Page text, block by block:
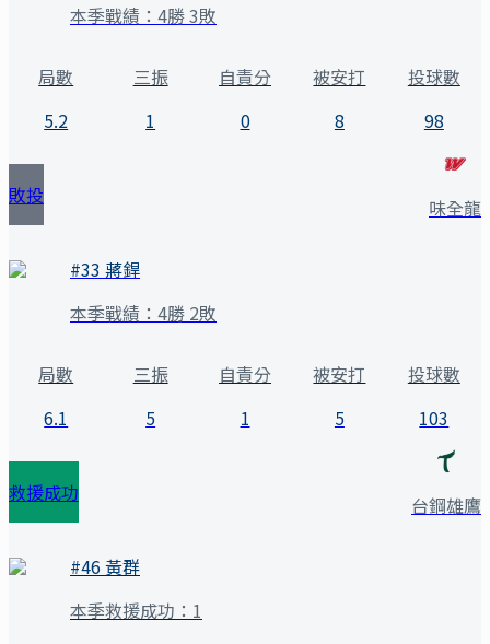
本季戰績： 4勝 3敗
局數
5.2
三振
1
自責分
0
被安打
8
投球數
98
敗投 味全龍
#33 蔣銲
本季戰績： 4勝 2敗
局數
6.1
三振
5
自責分
1
被安打
5
投球數
103
救援成功 台鋼雄鷹
#46黃群
本季救援成功： 1